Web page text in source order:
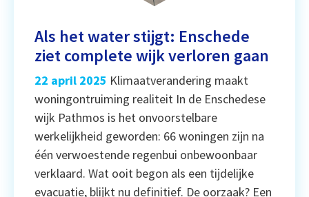
Als het water stijgt: Enschede
ziet complete wijk verloren gaan
22 april 2025 Klimaatverandering maakt
woningontruiming realiteit In de Enschedese
wijk Pathmos is het onvoorstelbare
werkelijkheid geworden: 66 woningen zijn na
één verwoestende regenbui onbewoonbaar
verklaard. Wat ooit begon als een tijdelijke
evacuatie, blijkt nu definitief. De oorzaak? Een